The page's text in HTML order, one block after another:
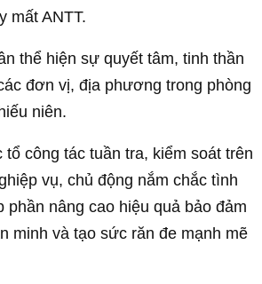
mất ANTT.
thể hiện sự quyết tâm, tinh thần
đơn vị, địa phương trong phòng
niên.
công tác tuần tra, kiểm soát trên
vụ, chủ động nắm chắc tình
nâng cao hiệu quả bảo đảm
minh và tạo sức răn đe mạnh mẽ